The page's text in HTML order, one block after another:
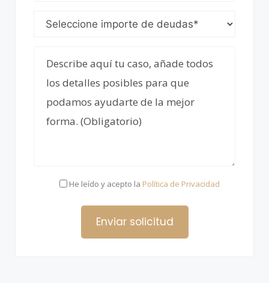
He leído y acepto la Política de Privacidad